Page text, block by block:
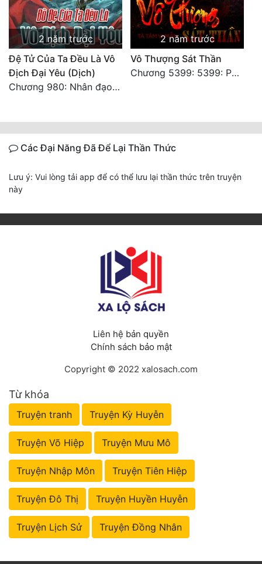
2 năm trước
Đệ Tử Của Ta Đều Là Vô
Địch Đại Yêu (Dịch)
Chương 980: Nhân đạo thành Thánh (4). HẾT.
2 năm trước
Vô Thượng Sát Thần
Chương 5399: 5399: Phá giải
Các Đại Năng Đã Để Lại Thần Thức
Lưu ý: Vui lòng tải app để có thể lưu lại thần thức trên truyện
này
Liên hệ bản quyền
Chính sách bảo mật
Copyright © 2022 xalosach.com
Từ khóa
Truyện tranh Truyện Kỳ Huyễn
Truyện Võ Hiệp Truyện Mưu Mô
Truyện Nhập Môn Truyện Tiên Hiệp
Truyện Đô Thị Truyện Huyền Huyễn
Truyện Lịch Sử Truyện Đồng Nhân